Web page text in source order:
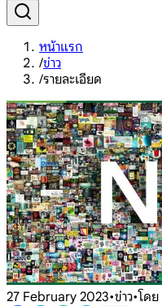
หน้าแรก
/ข่าว
/รายละเอียด
27 February 2023•ข่าว•โดย